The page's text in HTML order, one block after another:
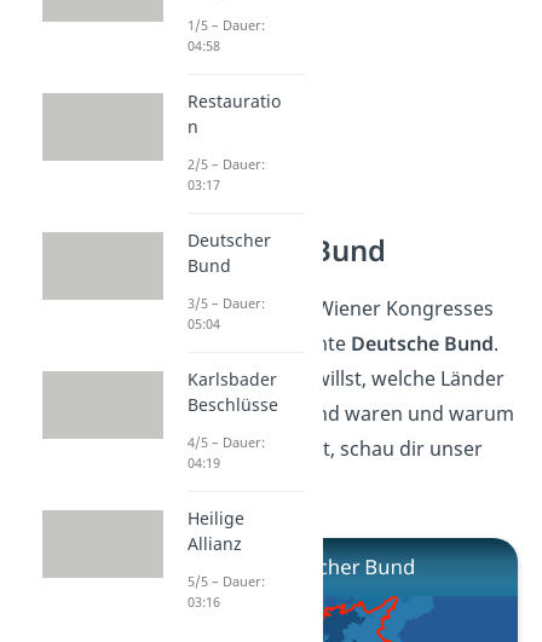
Deutscher Bund
Ein Ergebnis des Wiener Kongresses
war der sogenannte Deutsche Bund.
Wenn du wissen willst, welche Länder
im Deutschen Bund waren und warum
er nicht lange hielt, schau dir unser
1/5 – Dauer:
04:58
Restauratio
n
2/5 – Dauer:
03:17
Deutscher
Bund
3/5 – Dauer:
05:04
Karlsbader
Beschlüsse
4/5 – Dauer:
04:19
Heilige
Allianz
5/5 – Dauer:
03:16